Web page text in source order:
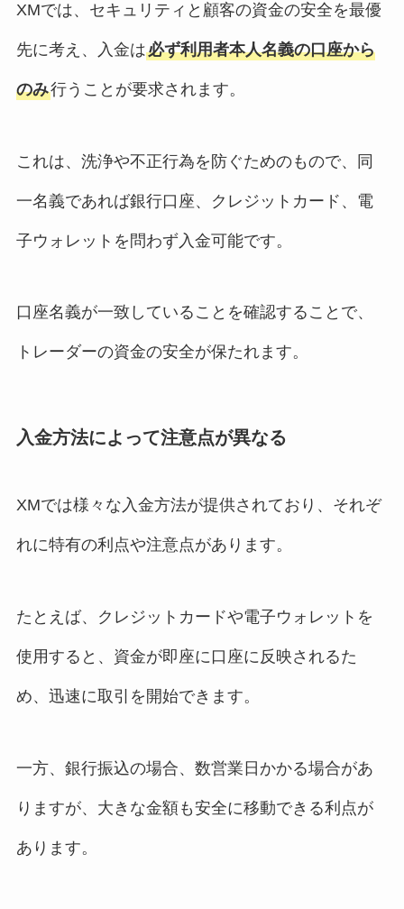
XMでは、セキュリティと顧客の資金の安全を最優
先に考え、入金は必ず利用者本人名義の口座から
のみ行うことが要求されます。
これは、洗浄や不正行為を防ぐためのもので、同
一名義であれば銀行口座、クレジットカード、電
子ウォレットを問わず入金可能です。
口座名義が一致していることを確認することで、
トレーダーの資金の安全が保たれます。
入金方法によって注意点が異なる
XMでは様々な入金方法が提供されており、それぞ
れに特有の利点や注意点があります。
たとえば、クレジットカードや電子ウォレットを
使用すると、資金が即座に口座に反映されるた
め、迅速に取引を開始できます。
一方、銀行振込の場合、数営業日かかる場合があ
りますが、大きな金額も安全に移動できる利点が
あります。